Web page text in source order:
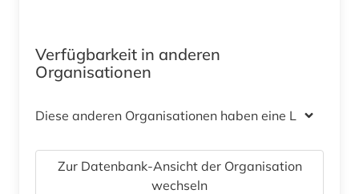
Verfügbarkeit in anderen
Organisationen
Diese anderen Organisationen haben eine Lizenz
Zur Datenbank-Ansicht der Organisation
wechseln